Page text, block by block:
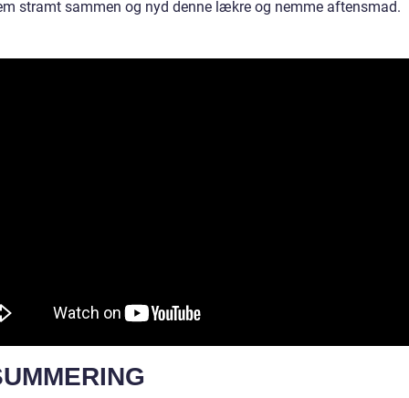
stramt sammen og nyd denne lækre og nemme aftensmad.